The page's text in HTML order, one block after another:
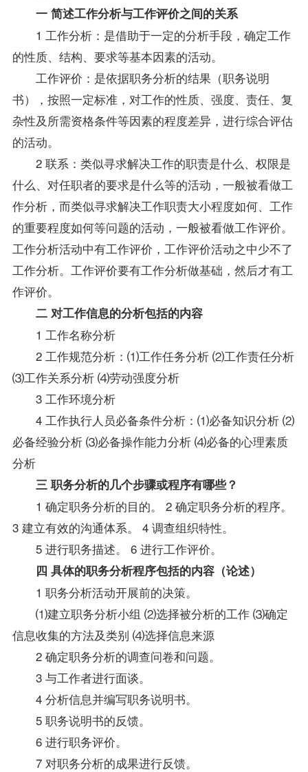
一 简述工作分析与工作评价之间的关系
1 工作分析：是借助于一定的分析手段，确定工作
的性质、结构、要求等基本因素的活动。
工作评价：是依据职务分析的结果（职务说明
书），按照一定标准，对工作的性质、强度、责任、复
杂性及所需资格条件等因素的程度差异，进行综合评估
的活动。
2 联系：类似寻求解决工作的职责是什么、权限是
什么、对任职者的要求是什么等的活动，一般被看做工
作分析，而类似寻求解决工作职责大小程度如何、工作
的重要程度如何等问题的活动，一般被看做工作评价。
工作分析活动中有工作评价，工作评价活动之中少不了
工作分析。工作评价要有工作分析做基础，然后才有工
作评价。
二 对工作信息的分析包括的内容
1 工作名称分析
2 工作规范分析：⑴工作任务分析 ⑵工作责任分析
⑶工作关系分析 ⑷劳动强度分析
3 工作环境分析
4 工作执行人员必备条件分析：⑴必备知识分析 ⑵
必备经验分析 ⑶必备操作能力分析 ⑷必备的心理素质
分析
三 职务分析的几个步骤或程序有哪些？
1 确定职务分析的目的。 2 确定职务分析的程序。
3 建立有效的沟通体系。 4 调查组织特性。
5 进行职务描述。 6 进行工作评价。
四 具体的职务分析程序包括的内容（论述）
1 职务分析活动开展前的决策。
⑴建立职务分析小组 ⑵选择被分析的工作 ⑶确定
信息收集的方法及类别 ⑷选择信息来源
2 确定职务分析的调查问卷和问题。
3 与工作者进行面谈。
4 分析信息并编写职务说明书。
5 职务说明书的反馈。
6 进行职务评价。
7 对职务分析的成果进行反馈。